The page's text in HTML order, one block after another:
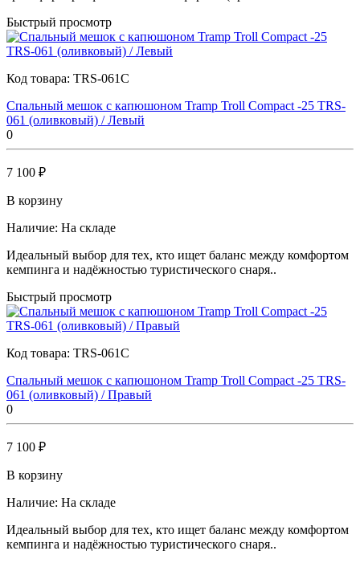
Быстрый просмотр
Код товара: TRS-061C
Спальный мешок с капюшоном Tramp Troll Compact -25 TRS-
061 (оливковый) / Левый
0
7 100 ₽
В корзину
Наличие: На складе
Идеальный выбор для тех, кто ищет баланс между комфортом
кемпинга и надёжностью туристического снаря..
Быстрый просмотр
Код товара: TRS-061C
Спальный мешок с капюшоном Tramp Troll Compact -25 TRS-
061 (оливковый) / Правый
0
7 100 ₽
В корзину
Наличие: На складе
Идеальный выбор для тех, кто ищет баланс между комфортом
кемпинга и надёжностью туристического снаря..